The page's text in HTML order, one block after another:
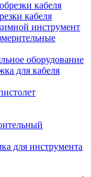
кабеля
инструмент
оборудование
для кабеля
для инструмента